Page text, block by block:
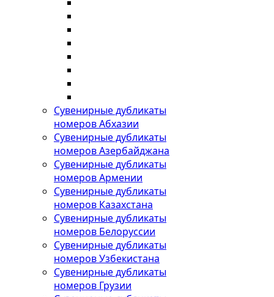
Сувенирные дубликаты
номеров Абхазии
Сувенирные дубликаты
номеров Азербайджана
Сувенирные дубликаты
номеров Армении
Сувенирные дубликаты
номеров Казахстана
Сувенирные дубликаты
номеров Белоруссии
Сувенирные дубликаты
номеров Узбекистана
Сувенирные дубликаты
номеров Грузии